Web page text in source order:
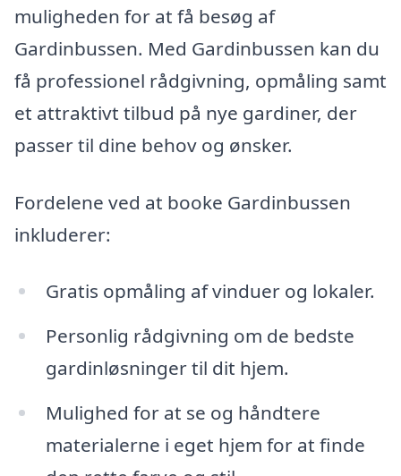
muligheden for at få besøg af
Gardinbussen. Med Gardinbussen kan du
få professionel rådgivning, opmåling samt
et attraktivt tilbud på nye gardiner, der
passer til dine behov og ønsker.
Fordelene ved at booke Gardinbussen
inkluderer:
Gratis opmåling af vinduer og lokaler.
Personlig rådgivning om de bedste
gardinløsninger til dit hjem.
Mulighed for at se og håndtere
materialerne i eget hjem for at finde